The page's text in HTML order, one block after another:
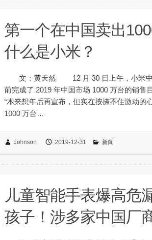
第一个在中国卖出
什么是小米？
文：黄天然 12 月 30 日上午，小米中
前完成了 2019 年中国市场 1000 万台的销
“本来想年后再宣布，但实在按捺不住激动的
1000 万台…
Johnson 2019-12-31 新闻
儿童智能手表爆高危
孩子！涉多家中国厂